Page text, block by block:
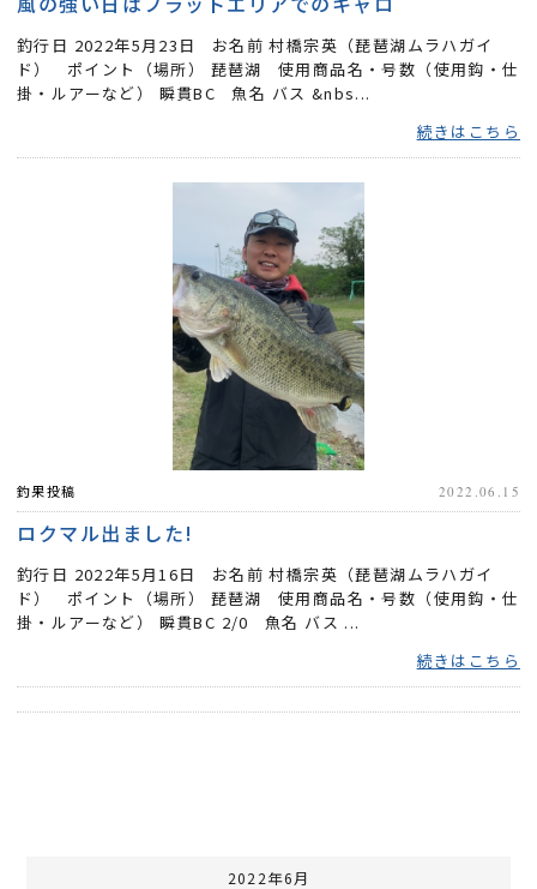
釣行日 2022年5月23日 お名前 村橋宗英（琵琶湖ムラハガイ
ド） ポイント（場所） 琵琶湖 使用商品名・号数（使用鈎・仕
掛・ルアーなど） 瞬貫BC 魚名 バス &nbs...
続きはこちら
釣果投稿 2022.06.15
ロクマル出ました!
釣行日 2022年5月16日 お名前 村橋宗英（琵琶湖ムラハガイ
ド） ポイント（場所） 琵琶湖 使用商品名・号数（使用鈎・仕
掛・ルアーなど） 瞬貫BC 2/0 魚名 バス ...
続きはこちら
2022年6月